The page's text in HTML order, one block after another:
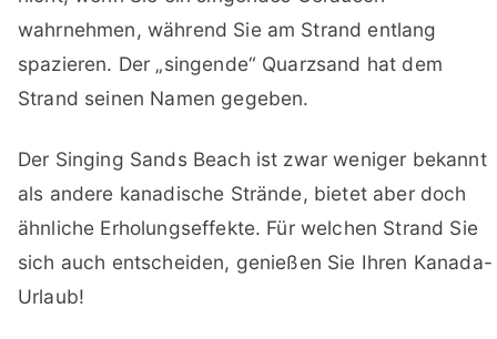
wahrnehmen, während Sie am Strand entlang
spazieren. Der „singende“ Quarzsand hat dem
Strand seinen Namen gegeben.
Der Singing Sands Beach ist zwar weniger bekannt
als andere kanadische Strände, bietet aber doch
ähnliche Erholungseffekte. Für welchen Strand Sie
sich auch entscheiden, genießen Sie Ihren Kanada-
Urlaub!